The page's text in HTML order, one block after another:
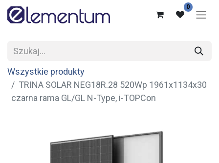
0
Wszystkie produkty
TRINA SOLAR NEG18R.28 520Wp 1961x1134x30
czarna rama GL/GL N-Type, i-TOPCon